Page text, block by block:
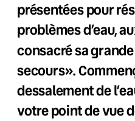
présentées pour
problèmes d’eau,
consacré sa
secours».
dessalement de
votre point de vue